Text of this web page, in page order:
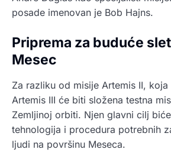
posade imenovan je Bob Hajns.
Priprema za buduće
Mesec
Za razliku od misije Artemis II,
Artemis III će biti složena testna
Zemljinoj orbiti. Njen glavni cilj
tehnologija i procedura potrebnih
ljudi na površinu Meseca.